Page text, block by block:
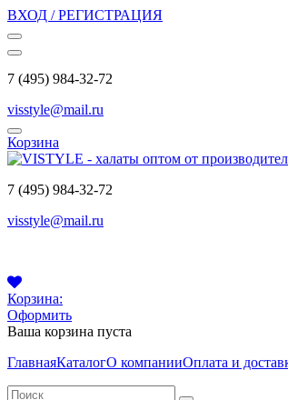
ВХОД / РЕГИСТРАЦИЯ
7 (495) 984-32-72
visstyle@mail.ru
Корзина
7 (495) 984-32-72
visstyle@mail.ru
Корзина:
Оформить
Ваша корзина пуста
ГлавнаяКаталогО компанииОплата и